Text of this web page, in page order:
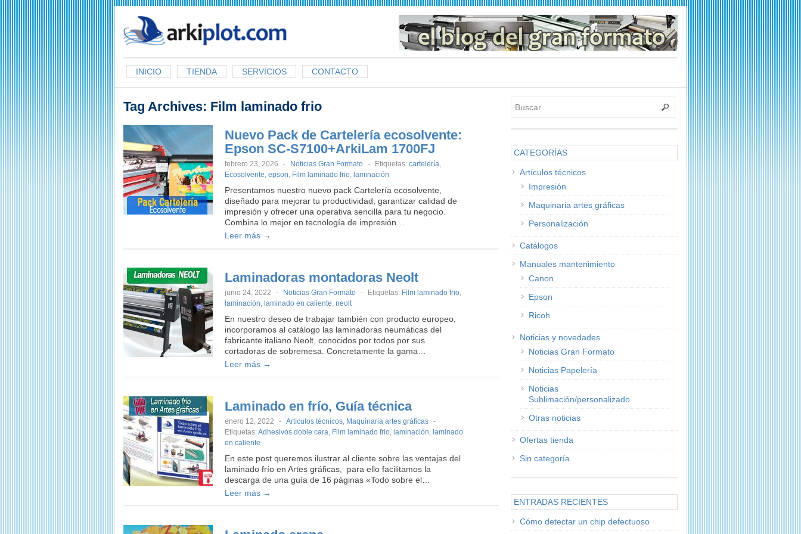
INICIO TIENDA SERVICIOS CONTACTO
Tag Archives: Film laminado frio
Nuevo Pack de Cartelería ecosolvente:
Epson SC-S7100+ArkiLam 1700FJ
febrero 23, 2026 - Noticias Gran Formato - Etiquetas: cartelería,
Ecosolvente, epson, Film laminado frio, laminación
Presentamos nuestro nuevo pack Cartelería ecosolvente,
diseñado para mejorar tu productividad, garantizar calidad de
impresión y ofrecer una operativa sencilla para tu negocio.
Combina lo mejor en tecnología de impresión…
Leer más →
Laminadoras montadoras Neolt
junio 24, 2022 - Noticias Gran Formato - Etiquetas: Film laminado frio,
laminación, laminado en caliente, neolt
En nuestro deseo de trabajar también con producto europeo,
incorporamos al catálogo las laminadoras neumáticas del
fabricante italiano Neolt, conocidos por todos por sus
cortadoras de sobremesa. Concretamente la gama…
Leer más →
Laminado en frío, Guía técnica
enero 12, 2022 - Artículos técnicos, Maquinaria artes gráficas -
Etiquetas:Adhesivos doble cara, Film laminado frio, laminación, laminado
en caliente
En este post queremos ilustrar al cliente sobre las ventajas del
laminado frío en Artes gráficas, para ello facilitamos la
descarga de una guía de 16 páginas «Todo sobre el…
Leer más →
CATEGORÍAS
Artículos técnicos
Impresión
Maquinaria artes gráficas
Personalización
Catálogos
Manuales mantenimiento
Canon
Epson
Ricoh
Noticias y novedades
Noticias Gran Formato
Noticias Papelería
Noticias
Sublimación/personalizado
Otras noticias
Ofertas tienda
Sin categoría
ENTRADAS RECIENTES
Cómo detectar un chip defectuoso